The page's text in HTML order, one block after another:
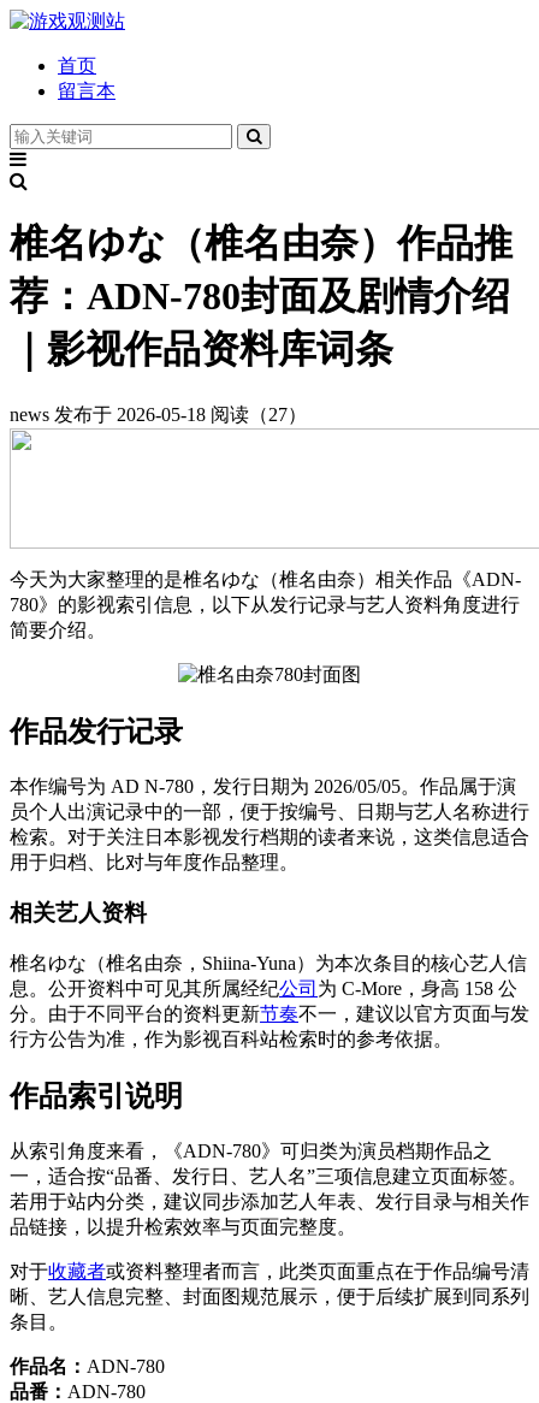
首页
留言本
椎名ゆな（椎名由奈）作品推
荐：ADN-780封面及剧情介绍
｜影视作品资料库词条
news 发布于 2026-05-18 阅读（27）
今天为大家整理的是椎名ゆな（椎名由奈）相关作品《ADN-
780》的影视索引信息，以下从发行记录与艺人资料角度进行
简要介绍。
作品发行记录
本作编号为 AD N-780，发行日期为 2026/05/05。作品属于演
员个人出演记录中的一部，便于按编号、日期与艺人名称进行
检索。对于关注日本影视发行档期的读者来说，这类信息适合
用于归档、比对与年度作品整理。
相关艺人资料
椎名ゆな（椎名由奈，Shiina-Yuna）为本次条目的核心艺人信
息。公开资料中可见其所属经纪公司 为 C-More，身高 158 公
分。由于不同平台的资料更新节奏不一，建议以官方页面与发
行方公告为准，作为影视百科站检索时的参考依据。
作品索引说明
从索引角度来看，《ADN-780》可归类为演员档期作品之
一，适合按“品番、发行日、艺人名”三项信息建立页面标签。
若用于站内分类，建议同步添加艺人年表、发行目录与相关作
品链接，以提升检索效率与页面完整度。
对于收藏者或资料整理者而言，此类页面重点在于作品编号清
晰、艺人信息完整、封面图规范展示，便于后续扩展到同系列
条目。
作品名： ADN-780
品番： ADN-780